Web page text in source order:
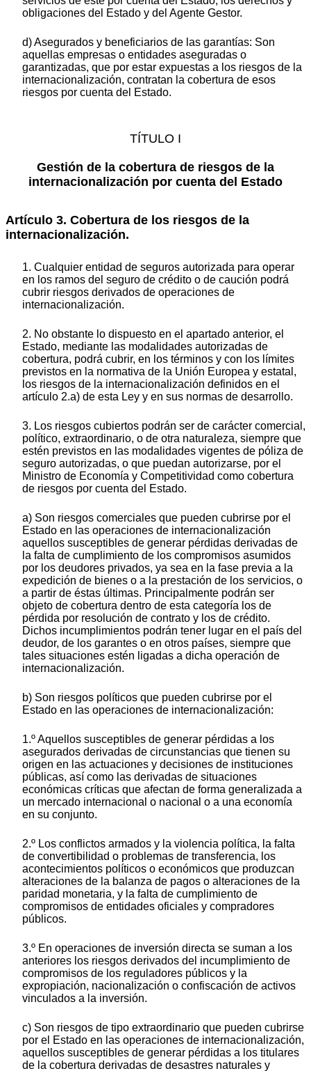
obligaciones del Estado y del Agente Gestor.
d) Asegurados y beneficiarios de las garantías: Son
aquellas empresas o entidades aseguradas o
garantizadas, que por estar expuestas a los riesgos de la
internacionalización, contratan la cobertura de esos
riesgos por cuenta del Estado.
TÍTULO I
Gestión de la cobertura de riesgos de la
internacionalización por cuenta del Estado
Artículo 3. Cobertura de los riesgos de la
internacionalización.
1. Cualquier entidad de seguros autorizada para operar
en los ramos del seguro de crédito o de caución podrá
cubrir riesgos derivados de operaciones de
internacionalización.
2. No obstante lo dispuesto en el apartado anterior, el
Estado, mediante las modalidades autorizadas de
cobertura, podrá cubrir, en los términos y con los límites
previstos en la normativa de la Unión Europea y estatal,
los riesgos de la internacionalización definidos en el
artículo 2.a) de esta Ley y en sus normas de desarrollo.
3. Los riesgos cubiertos podrán ser de carácter comercial,
político, extraordinario, o de otra naturaleza, siempre que
estén previstos en las modalidades vigentes de póliza de
seguro autorizadas, o que puedan autorizarse, por el
Ministro de Economía y Competitividad como cobertura
de riesgos por cuenta del Estado.
a) Son riesgos comerciales que pueden cubrirse por el
Estado en las operaciones de internacionalización
aquellos susceptibles de generar pérdidas derivadas de
la falta de cumplimiento de los compromisos asumidos
por los deudores privados, ya sea en la fase previa a la
expedición de bienes o a la prestación de los servicios, o
a partir de éstas últimas. Principalmente podrán ser
objeto de cobertura dentro de esta categoría los de
pérdida por resolución de contrato y los de crédito.
Dichos incumplimientos podrán tener lugar en el país del
deudor, de los garantes o en otros países, siempre que
tales situaciones estén ligadas a dicha operación de
internacionalización.
b) Son riesgos políticos que pueden cubrirse por el
Estado en las operaciones de internacionalización:
1.º Aquellos susceptibles de generar pérdidas a los
asegurados derivadas de circunstancias que tienen su
origen en las actuaciones y decisiones de instituciones
públicas, así como las derivadas de situaciones
económicas críticas que afectan de forma generalizada a
un mercado internacional o nacional o a una economía
en su conjunto.
2.º Los conflictos armados y la violencia política, la falta
de convertibilidad o problemas de transferencia, los
acontecimientos políticos o económicos que produzcan
alteraciones de la balanza de pagos o alteraciones de la
paridad monetaria, y la falta de cumplimiento de
compromisos de entidades oficiales y compradores
públicos.
3.º En operaciones de inversión directa se suman a los
anteriores los riesgos derivados del incumplimiento de
compromisos de los reguladores públicos y la
expropiación, nacionalización o confiscación de activos
vinculados a la inversión.
c) Son riesgos de tipo extraordinario que pueden cubrirse
por el Estado en las operaciones de internacionalización,
aquellos susceptibles de generar pérdidas a los titulares
de la cobertura derivadas de desastres naturales y